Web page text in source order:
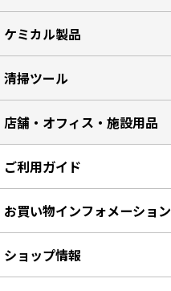
ケミカル製品
清掃ツール
店舗・オフィス・施設用品
ご利用ガイド
お買い物インフォメーション
ショップ情報